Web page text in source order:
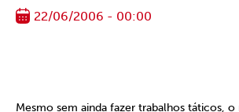
22/06/2006 - 00:00
Mesmo sem ainda fazer trabalhos táticos, o